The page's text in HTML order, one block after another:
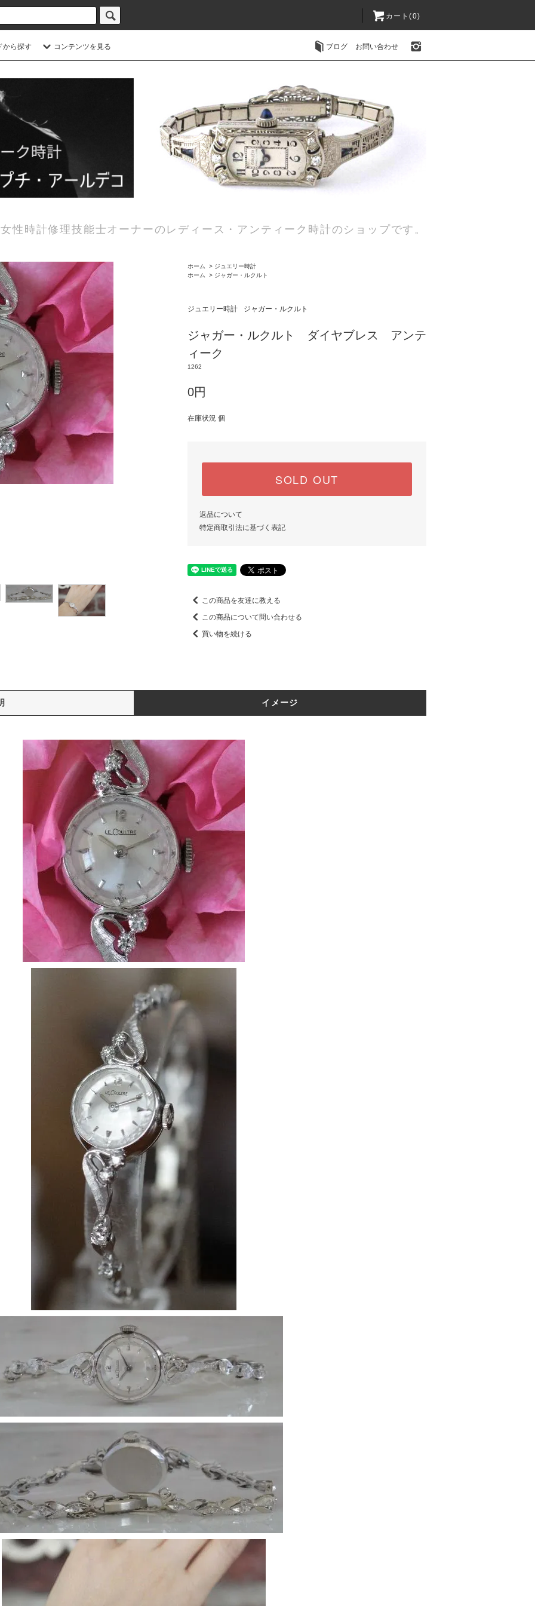
カート(0)
から探す コンテンツを見る ブログ お問い合わせ
女性時計修理技能士オーナーのレディース・アンティーク時計のショップです。
ホーム > ジュエリー時計
ホーム
> ジャガー・ルクルト
ジュエリー時計 ジャガー・ルクルト
ジャガー・ルクルト ダイヤブレス アンテ
ィーク
1262
0円
在庫状況 個
SOLD OUT
返品について
特定商取引法に基づく表記
この商品を友達に教える
この商品について問い合わせる
買い物を続ける
イメージ